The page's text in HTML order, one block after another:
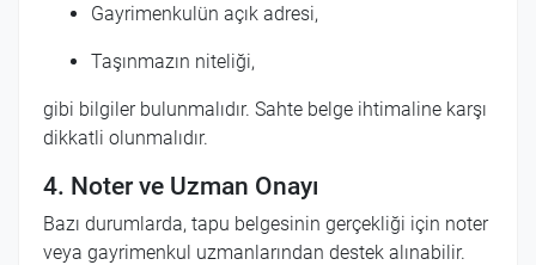
Gayrimenkulün açık adresi,
Taşınmazın niteliği,
gibi bilgiler bulunmalıdır. Sahte belge ihtimaline karşı
dikkatli olunmalıdır.
4. Noter ve Uzman Onayı
Bazı durumlarda, tapu belgesinin gerçekliği için noter
veya gayrimenkul uzmanlarından destek alınabilir.